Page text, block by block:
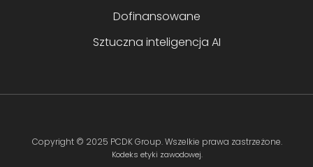
Dofinansowane
Sztuczna inteligencja AI
Copyright © 2025 PCDK Group. Wszelkie prawa zastrzeżone.
Kodeks etyki zawodowej.